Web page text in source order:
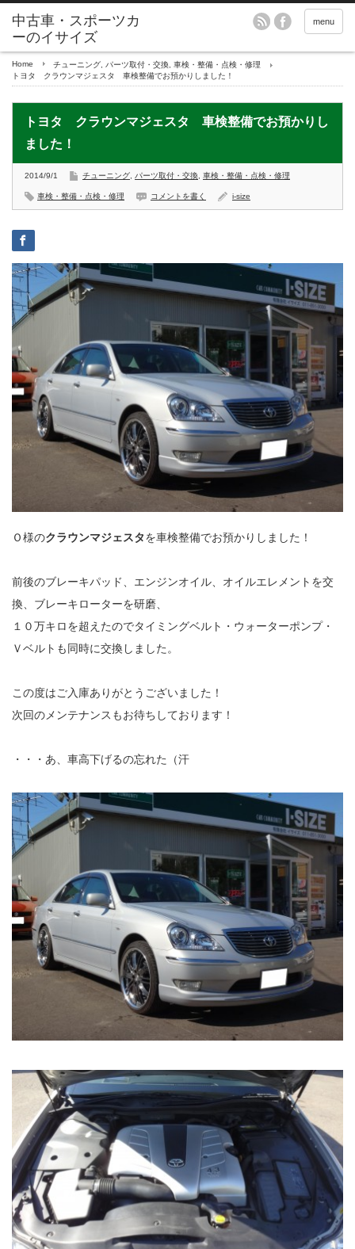
menu
Home チューニング パーツ取付・交換 車検・整備・点検・修理
トヨタ クラウンマジェスタ 車検整備でお預かりしました！
トヨタ クラウンマジェスタ 車検整備でお預かりし
ました！
2014/9/1 チューニング パーツ取付・交換 車検・整備・点検・修理
車検・整備・点検・修理 コメントを書く i-size
Ｏ様のクラウンマジェスタを車検整備でお預かりしました！
前後のブレーキパッド、エンジンオイル、オイルエレメントを交
換、ブレーキローターを研磨、
１０万キロを超えたのでタイミングベルト・ウォーターポンプ・
Ｖベルトも同時に交換しました。
この度はご入庫ありがとうございました！
次回のメンテナンスもお待ちしております！
・・・あ、車高下げるの忘れた（汗